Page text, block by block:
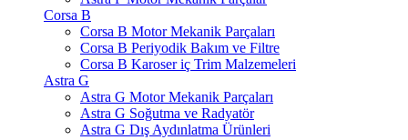
Corsa B
Corsa B Motor Mekanik Parçaları
Corsa B Periyodik Bakım ve Filtre
Corsa B Karoser iç Trim Malzemeleri
Astra G
Astra G Motor Mekanik Parçaları
Astra G Soğutma ve Radyatör
Astra G Dış Aydınlatma Ürünleri